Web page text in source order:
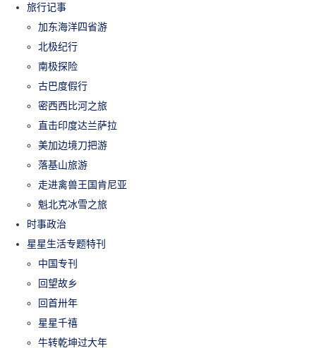
旅行记事
加东海洋四省游
北极纪行
南极探险
古巴度假行
密西西比河之旅
直击印度达兰萨拉
美加边境刀把游
落基山旅游
走进禽兽王国肯尼亚
魁北克冰雪之旅
时事政治
星星生活专题特刊
中国专刊
回望故乡
回首卅年
星星千禧
牛转乾坤过大年